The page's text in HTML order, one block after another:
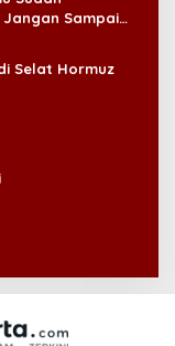
Sampai
Selat Hormuz